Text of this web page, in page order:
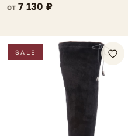
от 7 130 ₽
SALE